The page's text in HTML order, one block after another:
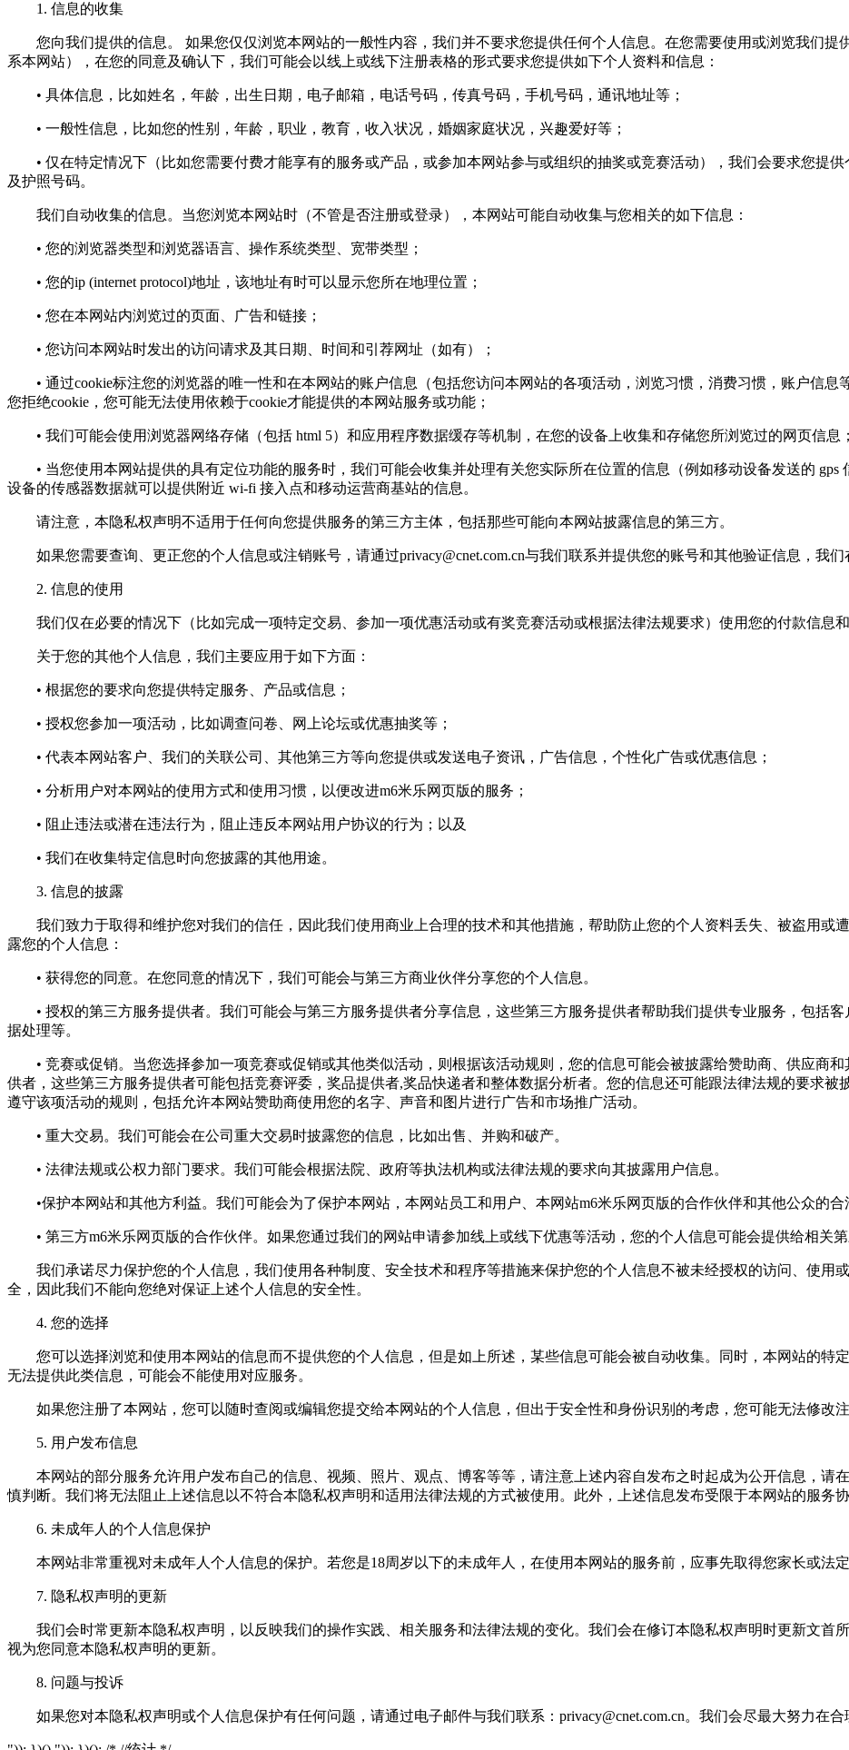
1. 信息的收集
您向我们提供的信息。 如果您仅仅浏览本网站的一般性内容，我们并不要求您提供任何个人信息。在您需要使用或浏览我们提
系本网站），在您的同意及确认下，我们可能会以线上或线下注册表格的形式要求您提供如下个人资料和信息：
• 具体信息，比如姓名，年龄，出生日期，电子邮箱，电话号码，传真号码，手机号码，通讯地址等；
• 一般性信息，比如您的性别，年龄，职业，教育，收入状况，婚姻家庭状况，兴趣爱好等；
• 仅在特定情况下（比如您需要付费才能享有的服务或产品，或参加本网站参与或组织的抽奖或竞赛活动），我们会要求您提
及护照号码。
我们自动收集的信息。当您浏览本网站时（不管是否注册或登录），本网站可能自动收集与您相关的如下信息：
• 您的浏览器类型和浏览器语言、操作系统类型、宽带类型；
• 您的ip (internet protocol)地址，该地址有时可以显示您所在地理位置；
• 您在本网站内浏览过的页面、广告和链接；
• 您访问本网站时发出的访问请求及其日期、时间和引荐网址（如有）；
• 通过cookie标注您的浏览器的唯一性和在本网站的账户信息（包括您访问本网站的各项活动，浏览习惯，消费习惯，账户信息
您拒绝cookie，您可能无法使用依赖于cookie才能提供的本网站服务或功能；
• 我们可能会使用浏览器网络存储（包括 html 5）和应用程序数据缓存等机制，在您的设备上收集和存储您所浏览过的网页信息；
• 当您使用本网站提供的具有定位功能的服务时，我们可能会收集并处理有关您实际所在位置的信息（例如移动设备发送的 gps
设备的传感器数据就可以提供附近 wi-fi 接入点和移动运营商基站的信息。
请注意，本隐私权声明不适用于任何向您提供服务的第三方主体，包括那些可能向本网站披露信息的第三方。
如果您需要查询、更正您的个人信息或注销账号，请通过privacy@cnet.com.cn与我们联系并提供您的账号和其他验证信息，我们
2. 信息的使用
我们仅在必要的情况下（比如完成一项特定交易、参加一项优惠活动或有奖竞赛活动或根据法律法规要求）使用您的付款信息和
关于您的其他个人信息，我们主要应用于如下方面：
• 根据您的要求向您提供特定服务、产品或信息；
• 授权您参加一项活动，比如调查问卷、网上论坛或优惠抽奖等；
• 代表本网站客户、我们的关联公司、其他第三方等向您提供或发送电子资讯，广告信息，个性化广告或优惠信息；
• 分析用户对本网站的使用方式和使用习惯，以便改进m6米乐网页版的服务；
• 阻止违法或潜在违法行为，阻止违反本网站用户协议的行为；以及
• 我们在收集特定信息时向您披露的其他用途。
3. 信息的披露
我们致力于取得和维护您对我们的信任，因此我们使用商业上合理的技术和其他措施，帮助防止您的个人资料丢失、被盗用或
露您的个人信息：
• 获得您的同意。在您同意的情况下，我们可能会与第三方商业伙伴分享您的个人信息。
• 授权的第三方服务提供者。我们可能会与第三方服务提供者分享信息，这些第三方服务提供者帮助我们提供专业服务，包括
据处理等。
• 竞赛或促销。当您选择参加一项竞赛或促销或其他类似活动，则根据该活动规则，您的信息可能会被披露给赞助商、供应商
供者，这些第三方服务提供者可能包括竞赛评委，奖品提供者,奖品快递者和整体数据分析者。您的信息还可能跟法律法规的要求
遵守该项活动的规则，包括允许本网站赞助商使用您的名字、声音和图片进行广告和市场推广活动。
• 重大交易。我们可能会在公司重大交易时披露您的信息，比如出售、并购和破产。
• 法律法规或公权力部门要求。我们可能会根据法院、政府等执法机构或法律法规的要求向其披露用户信息。
•保护本网站和其他方利益。我们可能会为了保护本网站，本网站员工和用户、本网站m6米乐网页版的合作伙伴和其他公众的合
• 第三方m6米乐网页版的合作伙伴。如果您通过我们的网站申请参加线上或线下优惠等活动，您的个人信息可能会提供给相关第
我们承诺尽力保护您的个人信息，我们使用各种制度、安全技术和程序等措施来保护您的个人信息不被未经授权的访问、使用
全，因此我们不能向您绝对保证上述个人信息的安全性。
4. 您的选择
您可以选择浏览和使用本网站的信息而不提供您的个人信息，但是如上所述，某些信息可能会被自动收集。同时，本网站的特
无法提供此类信息，可能会不能使用对应服务。
如果您注册了本网站，您可以随时查阅或编辑您提交给本网站的个人信息，但出于安全性和身份识别的考虑，您可能无法修改注
5. 用户发布信息
本网站的部分服务允许用户发布自己的信息、视频、照片、观点、博客等等，请注意上述内容自发布之时起成为公开信息，请
慎判断。我们将无法阻止上述信息以不符合本隐私权声明和适用法律法规的方式被使用。此外，上述信息发布受限于本网站的服务协
6. 未成年人的个人信息保护
本网站非常重视对未成年人个人信息的保护。若您是18周岁以下的未成年人，在使用本网站的服务前，应事先取得您家长或法定
7. 隐私权声明的更新
我们会时常更新本隐私权声明，以反映我们的操作实践、相关服务和法律法规的变化。我们会在修订本隐私权声明时更新文首
视为您同意本隐私权声明的更新。
8. 问题与投诉
如果您对本隐私权声明或个人信息保护有任何问题，请通过电子邮件与我们联系： privacy@cnet.com.cn。我们会尽最大努力在合